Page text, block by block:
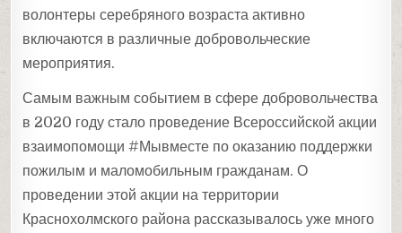
волонтеры серебряного возраста активно
включаются в различные добровольческие
мероприятия.
Самым важным событием в сфере добровольчества
в 2020 году стало проведение Всероссийской акции
взаимопомощи #Мывместе по оказанию поддержки
пожилым и маломобильным гражданам. О
проведении этой акции на территории
Краснохолмского района рассказывалось уже много